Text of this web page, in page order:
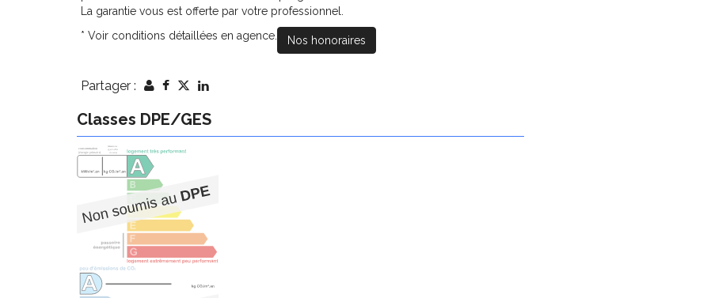
La garantie vous est offerte par votre professionnel.
* Voir conditions détaillées en agence.
Nos honoraires
Partager :
Classes DPE/GES